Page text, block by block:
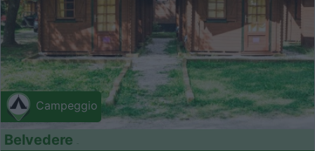
Campeggio
Belvedere